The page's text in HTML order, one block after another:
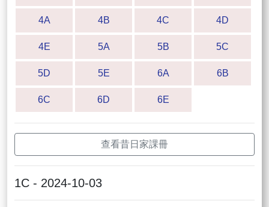
4A 4B 4C 4D
4E 5A 5B 5C
5D 5E 6A 6B
6C 6D 6E
查看昔日家課冊
1C - 2024-10-03